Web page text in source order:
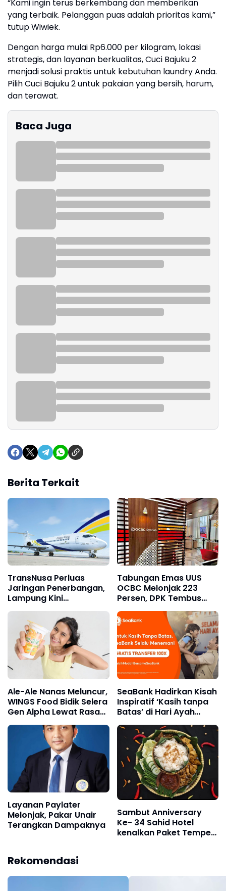
“Kami ingin terus berkembang dan memberikan
yang terbaik. Pelanggan puas adalah prioritas kami,”
tutup Wiwiek.
Dengan harga mulai Rp6.000 per kilogram, lokasi
strategis, dan layanan berkualitas, Cuci Bajuku 2
menjadi solusi praktis untuk kebutuhan laundry Anda.
Pilih Cuci Bajuku 2 untuk pakaian yang bersih, harum,
dan terawat.
Baca Juga
Berita Terkait
TransNusa Perluas
Jaringan Penerbangan,
Lampung Kini
Terhubung Langsung ke
Kuala Lumpur
Tabungan Emas UUS
OCBC Melonjak 223
Persen, DPK Tembus
Rp10,9 Triliun pada 2025
Ale-Ale Nanas Meluncur,
WINGS Food Bidik Selera
Gen Alpha Lewat Rasa
Tropikal dan Edukasi
Digital
SeaBank Hadirkan Kisah
Inspiratif ‘Kasih tanpa
Batas’ di Hari Ayah
Nasional 2024
Layanan Paylater
Melonjak, Pakar Unair
Terangkan Dampaknya
Sambut Anniversary
Ke- 34 Sahid Hotel
kenalkan Paket Tempeh
Rekomendasi